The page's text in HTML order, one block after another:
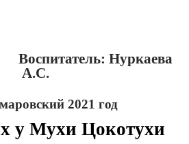
Нуркаева
А.С.
2021 год
у Мухи Цокотухи